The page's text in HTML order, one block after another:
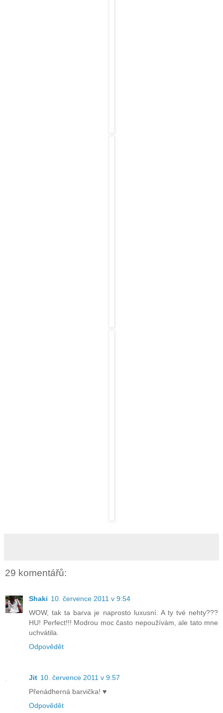
29 komentářů:
Shaki 10. července 2011 v 9:54
WOW, tak ta barva je naprosto luxusní. A ty tvé nehty???
HU! Perfect!!! Modrou moc často nepoužívám, ale tato mne
uchvátila.
Odpovědět
Jit 10. července 2011 v 9:57
Přenádherná barvička! ♥
Odpovědět